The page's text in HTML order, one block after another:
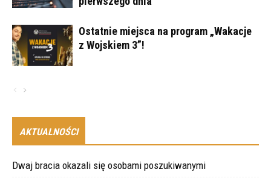
Ostatnie miejsca na program „Wakacje
z Wojskiem 3”!
AKTUALNOŚCI
Dwaj bracia okazali się osobami poszukiwanymi